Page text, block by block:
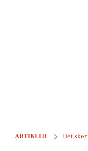
ARTIKLER Det sker
Overblik: Her